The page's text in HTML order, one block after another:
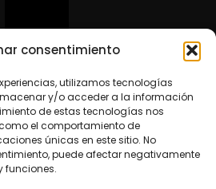
consentimiento
utilizamos tecnologías
y/o acceder a la información
de estas tecnologías nos
el comportamiento de
únicas en este sitio. No
puede afectar negativamente
funciones.